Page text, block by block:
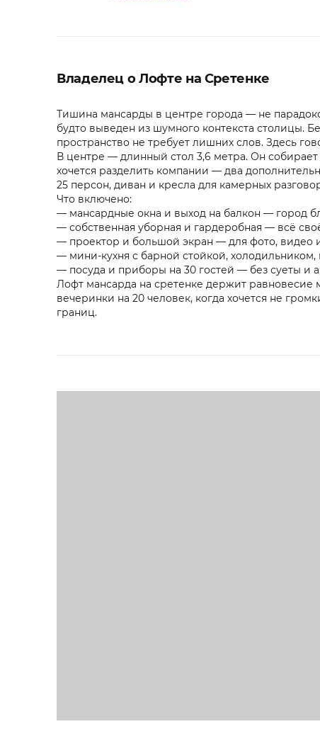
Владелец о Лофте на Сретенке
Тишина мансарды в центре города — не
будто выведен из шумного контекста столицы.
пространство не требует лишних слов. Здесь
В центре — длинный стол 3,6 метра. Он
хочется разделить компании — два
25 персон, диван и кресла для камерных
Что включено:
— мансардные окна и выход на балкон — город
— собственная уборная и гардеробная — всё
— проектор и большой экран — для фото, видео
— мини-кухня с барной стойкой,
— посуда и приборы на 30 гостей — без суеты и
Лофт мансарда на сретенке держит
вечеринки на 20 человек, когда хочется не
границ.